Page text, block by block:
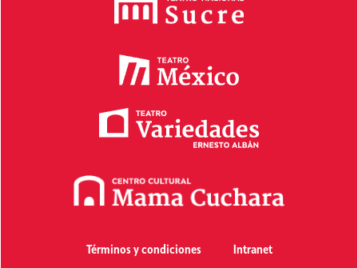
Términos y condiciones Intranet